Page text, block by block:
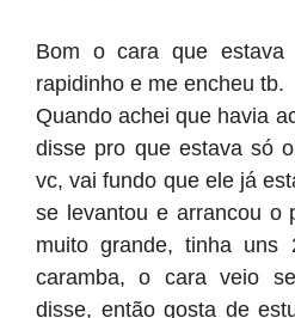
Bom o cara que estava
rapidinho e me encheu tb.
Quando achei que havia
disse pro que estava só
vc, vai fundo que ele já
se levantou e arrancou o
muito grande, tinha
caramba, o cara veio
disse, então gosta de